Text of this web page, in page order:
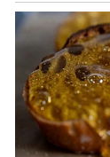
அவர்களின்
Related